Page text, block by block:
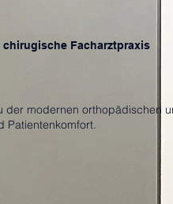
Facharztpraxis
der modernen orthopädischen
Patientenkomfort.